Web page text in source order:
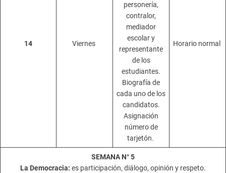
14 Viernes
personería,
contralor,
mediador
escolar y
representante
de los
estudiantes.
Biografía de
cada uno de los
candidatos.
Asignación
número de
tarjetón.
Horario normal
SEMANA N° 5
La Democracia: es participación, diálogo, opinión y respeto.